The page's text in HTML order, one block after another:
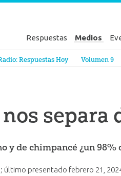
Respuestas Medios
Respuestas Hoy Volumen 9
nos separa
y de chimpancé ¿un
; último presentado febrero 21,